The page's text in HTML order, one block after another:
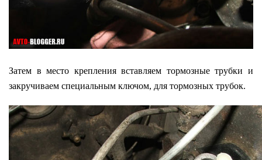
Затем в место крепления вставляем тормозные трубки и
закручиваем специальным ключом, для тормозных трубок.